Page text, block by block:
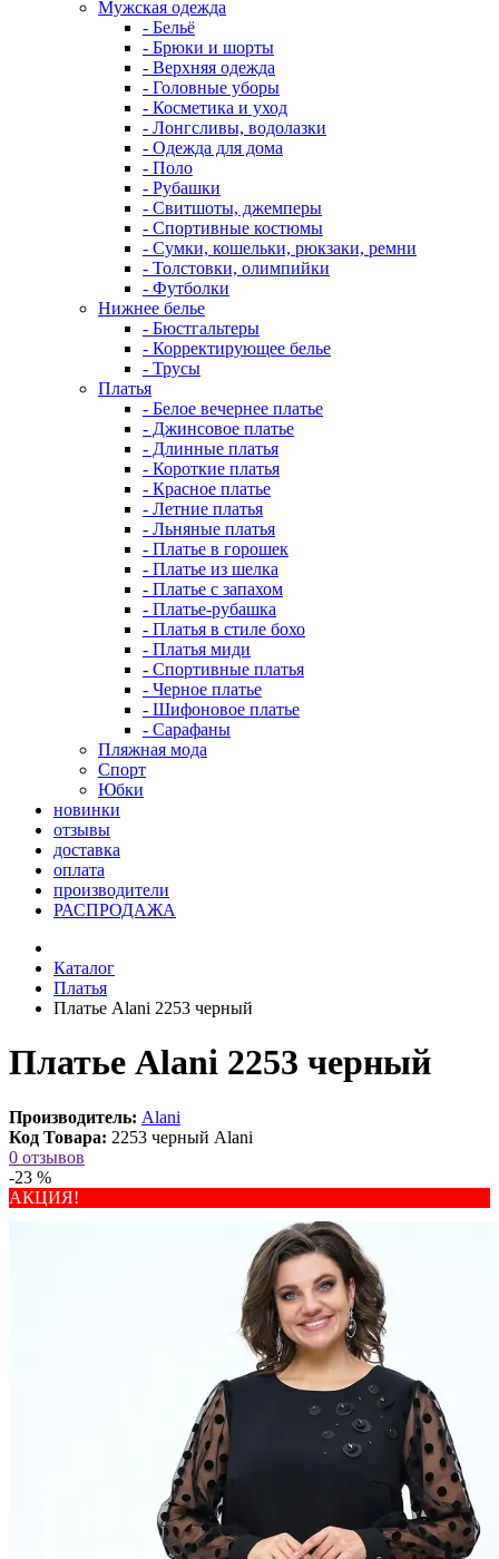
Мужская одежда
- Бельё
- Брюки и шорты
- Верхняя одежда
- Головные уборы
- Косметика и уход
- Лонгсливы, водолазки
- Одежда для дома
- Поло
- Рубашки
- Свитшоты, джемперы
- Спортивные костюмы
- Сумки, кошельки, рюкзаки, ремни
- Толстовки, олимпийки
- Футболки
Нижнее белье
- Бюстгальтеры
- Корректирующее белье
- Трусы
Платья
- Белое вечернее платье
- Джинсовое платье
- Длинные платья
- Короткие платья
- Красное платье
- Летние платья
- Льняные платья
- Платье в горошек
- Платье из шелка
- Платье с запахом
- Платье-рубашка
- Платья в стиле бохо
- Платья миди
- Спортивные платья
- Черное платье
- Шифоновое платье
- Сарафаны
Пляжная мода
Спорт
Юбки
новинки
отзывы
доставка
оплата
производители
РАСПРОДАЖА
Каталог
Платья
Платье Alani 2253 черный
Платье Alani 2253 черный
Производитель: Alani
Код Товара: 2253 черный Alani
0 отзывов
-23 %
АКЦИЯ!